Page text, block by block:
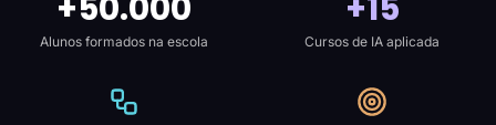
Alunos formados na escola Cursos de IA aplicada